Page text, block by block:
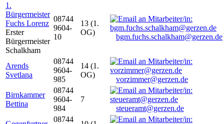
1.
Bürgermeister
Fuchs Lorenz
Erster
Bürgermeister
Schalkham
08744
9604-
10
13 (1.
OG)
bgm.fuchs.schalkham@gerzen.de
Arends
Svetlana
08744
9604-
985
14 (1.
OG)
vorzimmer@gerzen.de
Birnkammer
Bettina
08744
9604-
984
7
steueramt@gerzen.de
08744